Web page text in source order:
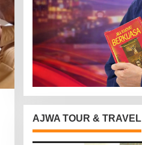
AJWA TOUR & TRAVEL